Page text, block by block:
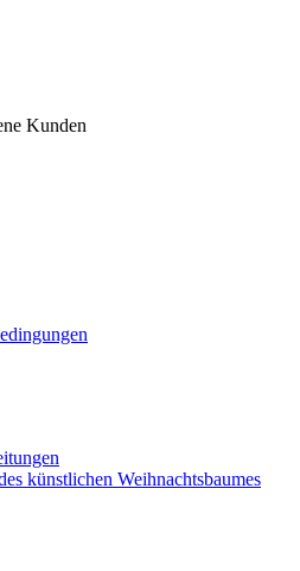
Kunden
künstlichen Weihnachtsbaumes